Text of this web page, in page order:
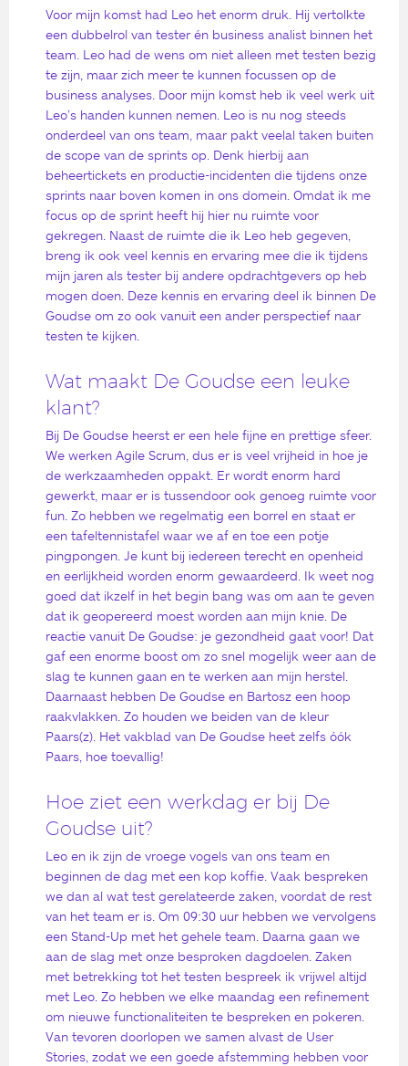
Voor mijn komst had Leo het enorm druk. Hij vertolkte
een dubbelrol van tester én business analist binnen het
team. Leo had de wens om niet alleen met testen bezig
te zijn, maar zich meer te kunnen focussen op de
business analyses. Door mijn komst heb ik veel werk uit
Leo’s handen kunnen nemen. Leo is nu nog steeds
onderdeel van ons team, maar pakt veelal taken buiten
de scope van de sprints op. Denk hierbij aan
beheertickets en productie-incidenten die tijdens onze
sprints naar boven komen in ons domein. Omdat ik me
focus op de sprint heeft hij hier nu ruimte voor
gekregen. Naast de ruimte die ik Leo heb gegeven,
breng ik ook veel kennis en ervaring mee die ik tijdens
mijn jaren als tester bij andere opdrachtgevers op heb
mogen doen. Deze kennis en ervaring deel ik binnen De
Goudse om zo ook vanuit een ander perspectief naar
testen te kijken.
Wat maakt De Goudse een leuke
klant?
Bij De Goudse heerst er een hele fijne en prettige sfeer.
We werken Agile Scrum, dus er is veel vrijheid in hoe je
de werkzaamheden oppakt. Er wordt enorm hard
gewerkt, maar er is tussendoor ook genoeg ruimte voor
fun. Zo hebben we regelmatig een borrel en staat er
een tafeltennistafel waar we af en toe een potje
pingpongen. Je kunt bij iedereen terecht en openheid
en eerlijkheid worden enorm gewaardeerd. Ik weet nog
goed dat ikzelf in het begin bang was om aan te geven
dat ik geopereerd moest worden aan mijn knie. De
reactie vanuit De Goudse: je gezondheid gaat voor! Dat
gaf een enorme boost om zo snel mogelijk weer aan de
slag te kunnen gaan en te werken aan mijn herstel.
Daarnaast hebben De Goudse en Bartosz een hoop
raakvlakken. Zo houden we beiden van de kleur
Paars(z). Het vakblad van De Goudse heet zelfs óók
Paars, hoe toevallig!
Hoe ziet een werkdag er bij De
Goudse uit?
Leo en ik zijn de vroege vogels van ons team en
beginnen de dag met een kop koffie. Vaak bespreken
we dan al wat test gerelateerde zaken, voordat de rest
van het team er is. Om 09:30 uur hebben we vervolgens
een Stand-Up met het gehele team. Daarna gaan we
aan de slag met onze besproken dagdoelen. Zaken
met betrekking tot het testen bespreek ik vrijwel altijd
met Leo. Zo hebben we elke maandag een refinement
om nieuwe functionaliteiten te bespreken en pokeren.
Van tevoren doorlopen we samen alvast de User
Stories, zodat we een goede afstemming hebben voor